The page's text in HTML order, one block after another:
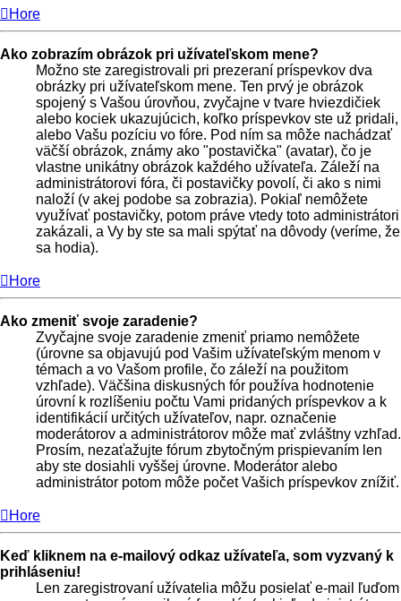
Hore
Ako zobrazím obrázok pri užívateľskom mene?
Možno ste zaregistrovali pri prezeraní príspevkov dva
obrázky pri užívateľskom mene. Ten prvý je obrázok
spojený s Vašou úrovňou, zvyčajne v tvare hviezdičiek
alebo kociek ukazujúcich, koľko príspevkov ste už pridali,
alebo Vašu pozíciu vo fóre. Pod ním sa môže nachádzať
väčší obrázok, známy ako "postavička" (avatar), čo je
vlastne unikátny obrázok každého užívateľa. Záleží na
administrátorovi fóra, či postavičky povolí, či ako s nimi
naloží (v akej podobe sa zobrazia). Pokiaľ nemôžete
využívať postavičky, potom práve vtedy toto administrátori
zakázali, a Vy by ste sa mali spýtať na dôvody (veríme, že
sa hodia).
Hore
Ako zmeniť svoje zaradenie?
Zvyčajne svoje zaradenie zmeniť priamo nemôžete
(úrovne sa objavujú pod Vašim užívateľským menom v
témach a vo Vašom profile, čo záleží na použitom
vzhľade). Väčšina diskusných fór používa hodnotenie
úrovní k rozlíšeniu počtu Vami pridaných príspevkov a k
identifikácií určitých užívateľov, napr. označenie
moderátorov a administrátorov môže mať zvláštny vzhľad.
Prosím, nezaťažujte fórum zbytočným prispievaním len
aby ste dosiahli vyššej úrovne. Moderátor alebo
administrátor potom môže počet Vašich príspevkov znížiť.
Hore
Keď kliknem na e-mailový odkaz užívateľa, som vyzvaný k
prihláseniu!
Len zaregistrovaní užívatelia môžu posielať e-mail ľuďom